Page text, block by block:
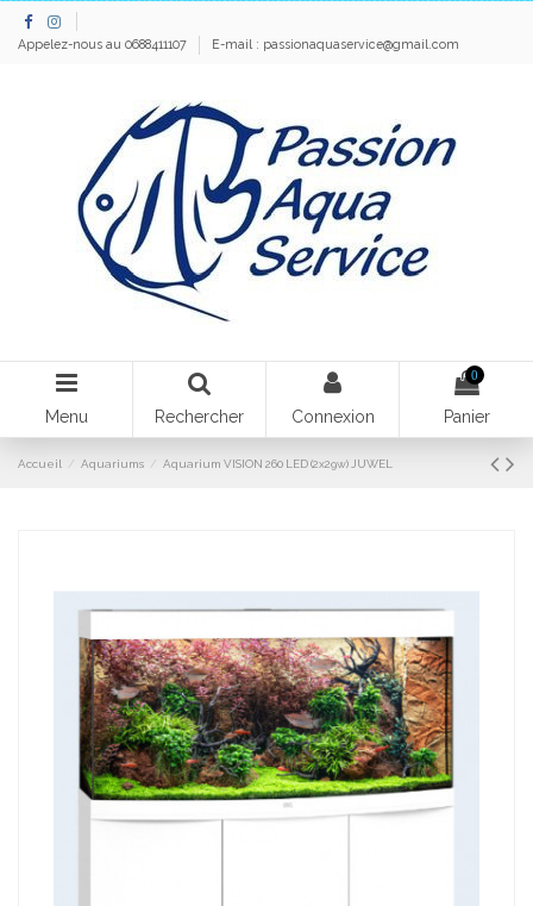
Appelez-nous au 0688411107 E-mail : passionaquaservice@gmail.com
Menu Rechercher Connexion
0
Panier
Accueil Aquariums Aquarium VISION 260 LED (2x29w) JUWEL